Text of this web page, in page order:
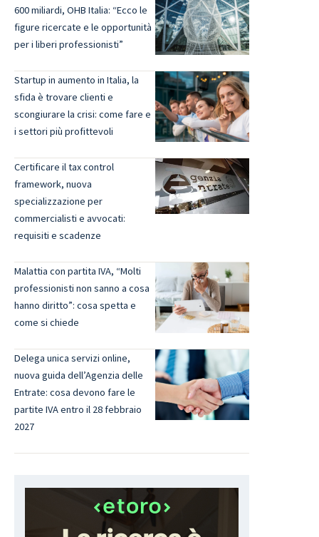
600 miliardi, OHB Italia: “Ecco le
figure ricercate e le opportunità
per i liberi professionisti”
Startup in aumento in Italia, la
sfida è trovare clienti e
scongiurare la crisi: come fare e
i settori più profittevoli
Certificare il tax control
framework, nuova
specializzazione per
commercialisti e avvocati:
requisiti e scadenze
Malattia con partita IVA, “Molti
professionisti non sanno a cosa
hanno diritto”: cosa spetta e
come si chiede
Delega unica servizi online,
nuova guida dell’Agenzia delle
Entrate: cosa devono fare le
partite IVA entro il 28 febbraio
2027